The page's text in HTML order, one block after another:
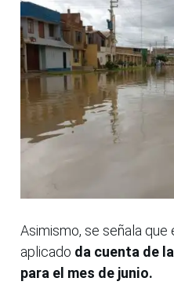
Asimismo, se señala
aplicado da cuenta de
para el mes de junio.